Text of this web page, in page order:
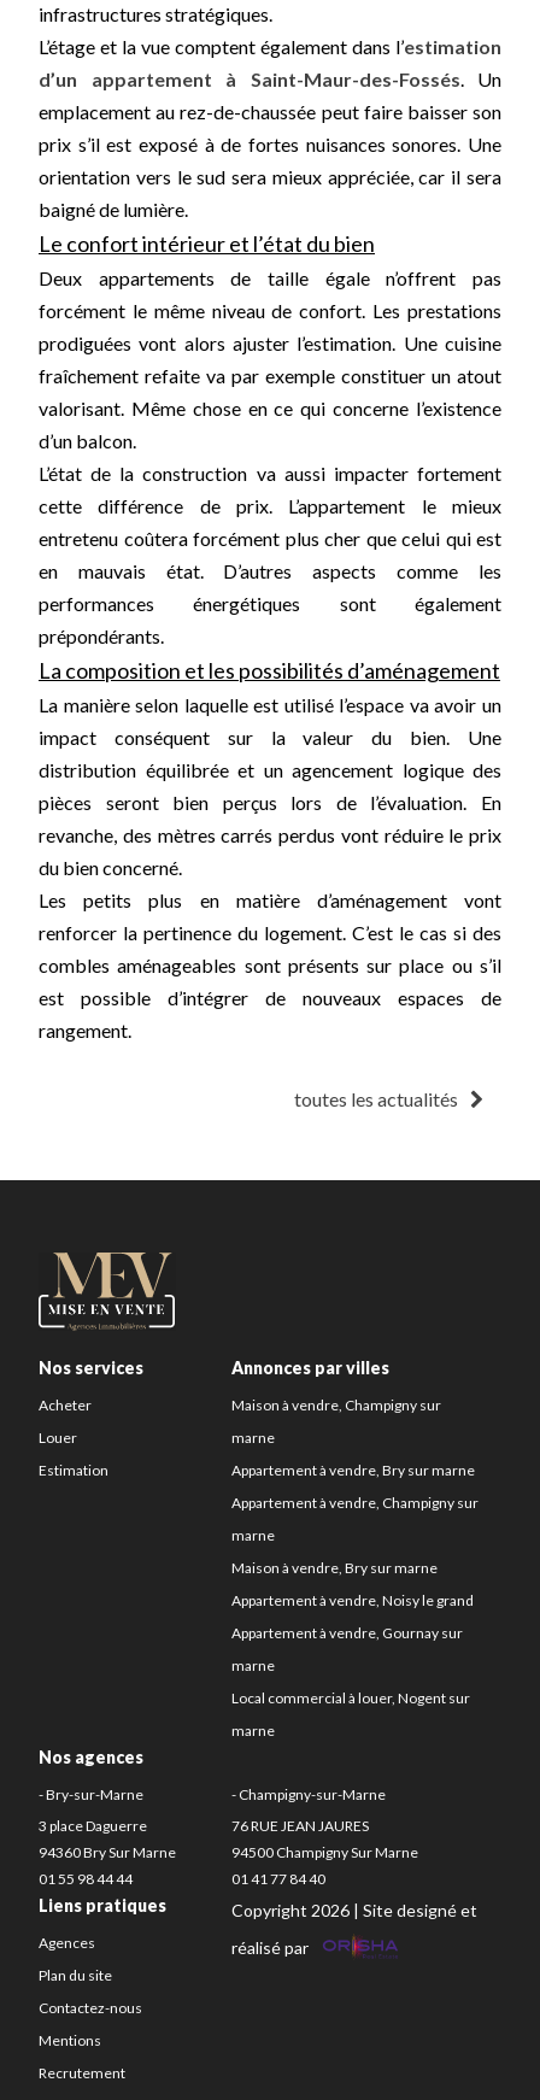
infrastructures stratégiques.
L’étage et la vue comptent également dans l’estimation
d’un appartement à Saint-Maur-des-Fossés. Un
emplacement au rez-de-chaussée peut faire baisser son
prix s’il est exposé à de fortes nuisances sonores. Une
orientation vers le sud sera mieux appréciée, car il sera
baigné de lumière.
Le confort intérieur et l’état du bien
Deux appartements de taille égale n’offrent pas
forcément le même niveau de confort. Les prestations
prodiguées vont alors ajuster l’estimation. Une cuisine
fraîchement refaite va par exemple constituer un atout
valorisant. Même chose en ce qui concerne l’existence
d’un balcon.
L’état de la construction va aussi impacter fortement
cette différence de prix. L’appartement le mieux
entretenu coûtera forcément plus cher que celui qui est
en mauvais état. D’autres aspects comme les
performances énergétiques sont également
prépondérants.
La composition et les possibilités d’aménagement
La manière selon laquelle est utilisé l’espace va avoir un
impact conséquent sur la valeur du bien. Une
distribution équilibrée et un agencement logique des
pièces seront bien perçus lors de l’évaluation. En
revanche, des mètres carrés perdus vont réduire le prix
du bien concerné.
Les petits plus en matière d’aménagement vont
renforcer la pertinence du logement. C’est le cas si des
combles aménageables sont présents sur place ou s’il
est possible d’intégrer de nouveaux espaces de
rangement.
toutes les actualités
Nos services
Acheter
Louer
Estimation
Annonces par villes
Maison à vendre, Champigny sur
marne
Appartement à vendre, Bry sur marne
Appartement à vendre, Champigny sur
marne
Maison à vendre, Bry sur marne
Appartement à vendre, Noisy le grand
Appartement à vendre, Gournay sur
marne
Local commercial à louer, Nogent sur
marne
Nos agences
- Bry-sur-Marne
3 place Daguerre
94360 Bry Sur Marne
01 55 98 44 44
- Champigny-sur-Marne
76 RUE JEAN JAURES
94500 Champigny Sur Marne
01 41 77 84 40
Liens pratiques
Agences
Plan du site
Contactez-nous
Mentions
Recrutement
Copyright 2026 | Site designé et
réalisé par